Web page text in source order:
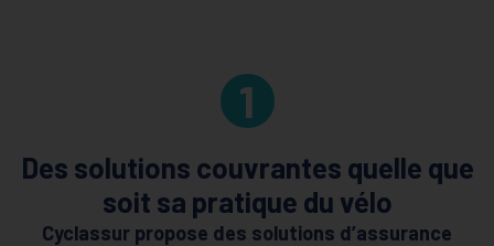
1
Des solutions couvrantes quelle que
soit sa pratique du vélo
Cyclassur propose des solutions d’assurance